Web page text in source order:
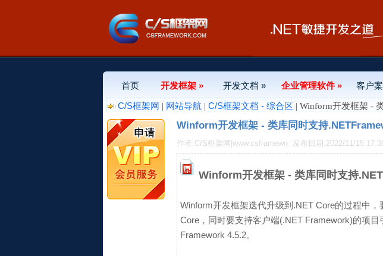
首页 开发框架 » 开发文档 » 企业管理软件 » 客户
C/S框架网 | 网站导航 | C/S框架文档 - 综合区 | Winform开发框架 -
Winform开发框架 - 类库同时支持
作者:C/S框架网|www.csframewo 发布日期:2022/11/15
Winform开发框架 - 类库同时支持
Winform开发框架迭代升级到.NET Core的过程中
Core，同时要支持客户端(.NET Framework)的项
Framework 4.5.2。